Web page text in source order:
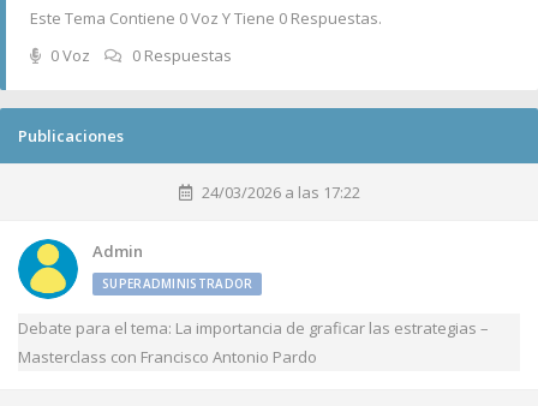
Este Tema Contiene 0 Voz Y Tiene 0 Respuestas.
0 Voz
0 Respuestas
Publicaciones
24/03/2026 a las 17:22
Admin
SUPERADMINISTRADOR
Debate para el tema: La importancia de graficar las estrategias –
Masterclass con Francisco Antonio Pardo